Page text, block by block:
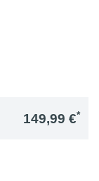
149,99 €*